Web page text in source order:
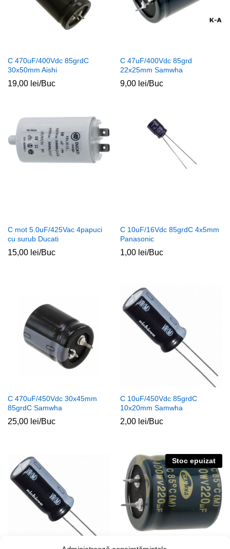
C 470uF/400Vdc 85grdC
30x50mm Aishi
19,00 lei/Buc
C 47uF/400Vdc 85grd
22x25mm Samwha
9,00 lei/Buc
C mot 5.0uF/425Vac 4papuci
cu surub Ducati
15,00 lei/Buc
C 10uF/16Vdc 85grdC 4x5mm
Panasonic
1,00 lei/Buc
C 470uF/450Vdc 30x45mm
85grdC Samwha
25,00 lei/Buc
C 10uF/450Vdc 85grdC
10x20mm Samwha
2,00 lei/Buc
Stoc epuizat